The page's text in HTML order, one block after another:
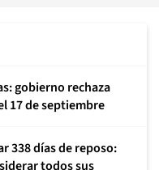
gobierno rechaza
17 de septiembre
338 días de reposo:
todos sus